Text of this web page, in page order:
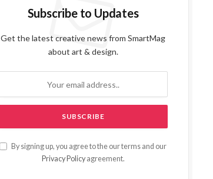
Subscribe to Updates
Get the latest creative news from SmartMag
about art & design.
By signing up, you agree to the our terms and our
Privacy Policyagreement.